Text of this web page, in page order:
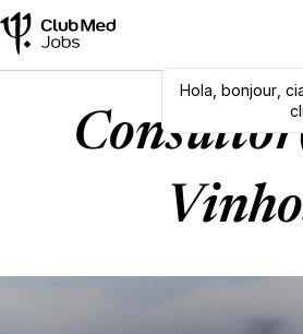
Hola,
Hola bonjour,